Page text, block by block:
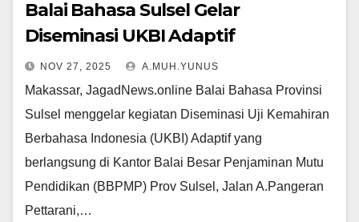
Balai Bahasa Sulsel Gelar
Diseminasi UKBI Adaptif
NOV 27, 2025 A.MUH.YUNUS
Makassar, JagadNews.online Balai Bahasa Provinsi
Sulsel menggelar kegiatan Diseminasi Uji Kemahiran
Berbahasa Indonesia (UKBI) Adaptif yang
berlangsung di Kantor Balai Besar Penjaminan Mutu
Pendidikan (BBPMP) Prov Sulsel, Jalan A.Pangeran
Pettarani,…